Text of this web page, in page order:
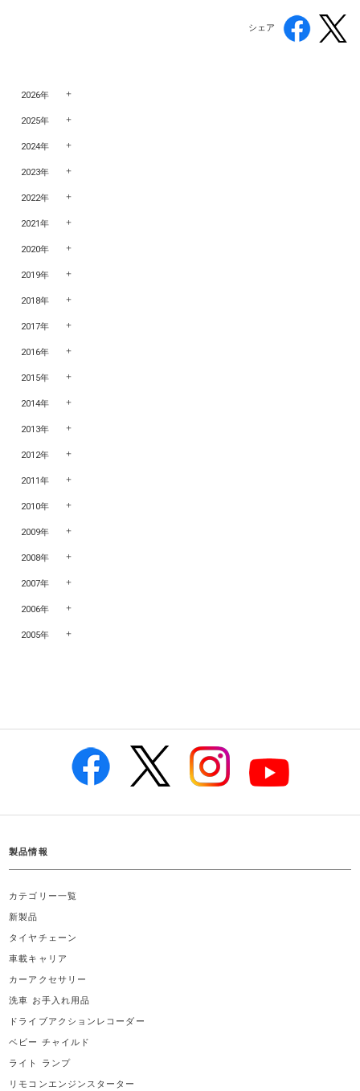
シェア
2026年
2025年
2024年
2023年
2022年
2021年
2020年
2019年
2018年
2017年
2016年
2015年
2014年
2013年
2012年
2011年
2010年
2009年
2008年
2007年
2006年
2005年
製品情報
カテゴリー一覧
新製品
タイヤチェーン
車載キャリア
カーアクセサリー
洗車 お手入れ用品
ドライブアクションレコーダー
ベビー チャイルド
ライト ランプ
リモコンエンジンスターター